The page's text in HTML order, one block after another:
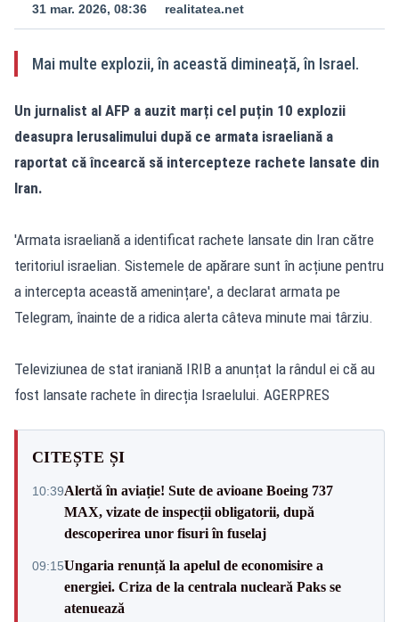
31 mar. 2026, 08:36 realitatea.net
Mai multe explozii, în această dimineață, în Israel.
Un jurnalist al AFP a auzit marți cel puțin 10 explozii
deasupra Ierusalimului după ce armata israeliană a
raportat că încearcă să intercepteze rachete lansate din
Iran.
'Armata israeliană a identificat rachete lansate din Iran către
teritoriul israelian. Sistemele de apărare sunt în acțiune pentru
a intercepta această amenințare', a declarat armata pe
Telegram, înainte de a ridica alerta câteva minute mai târziu.
Televiziunea de stat iraniană IRIB a anunțat la rândul ei că au
fost lansate rachete în direcția Israelului. AGERPRES
CITEȘTE ȘI
10:39Alertă în aviație! Sute de avioane Boeing 737
MAX, vizate de inspecții obligatorii, după
descoperirea unor fisuri în fuselaj
09:15Ungaria renunță la apelul de economisire a
energiei. Criza de la centrala nucleară Paks se
atenuează